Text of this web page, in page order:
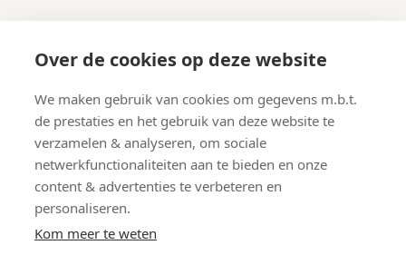
Over de cookies op deze website
We maken gebruik van cookies om gegevens m.b.t.
de prestaties en het gebruik van deze website te
verzamelen & analyseren, om sociale
netwerkfunctionaliteiten aan te bieden en onze
content & advertenties te verbeteren en
personaliseren.
Kom meer te weten
Verzenden
Retourneren
Betalen
Veelgestelde vragen